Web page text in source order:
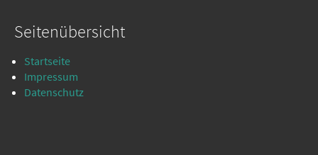
Seitenübersicht
Startseite
Impressum
Datenschutz